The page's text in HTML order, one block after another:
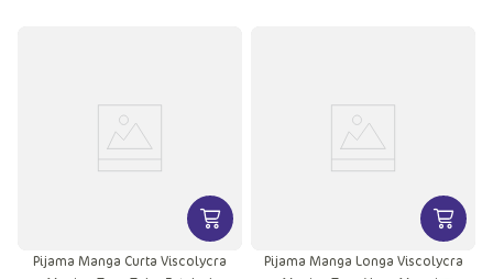
VER MAIS INFORMAÇÕES DO
Pijama Manga Curta Viscolycra
VER
Pijama Manga Longa Viscolycra